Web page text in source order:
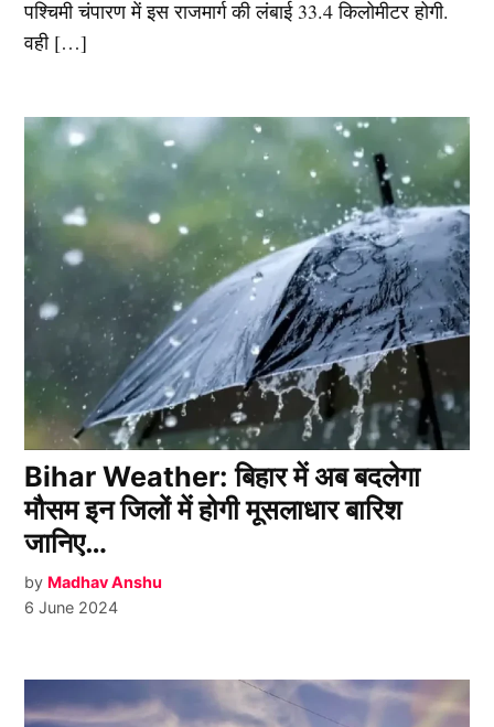
पश्चिमी चंपारण में इस राजमार्ग की लंबाई 33.4 किलोमीटर होगी.
वही […]
Bihar Weather: बिहार में अब बदलेगा
मौसम इन जिलों में होगी मूसलाधार बारिश
जानिए…
by Madhav Anshu
6 June 2024